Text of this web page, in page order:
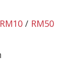
RM10 / RM50